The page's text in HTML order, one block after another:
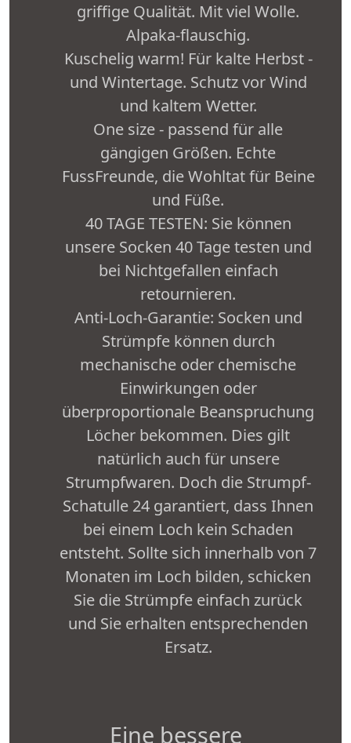
griffige Qualität. Mit viel Wolle.
Alpaka-flauschig.
Kuschelig warm! Für kalte Herbst -
und Wintertage. Schutz vor Wind
und kaltem Wetter.
One size - passend für alle
gängigen Größen. Echte
FussFreunde, die Wohltat für Beine
und Füße.
40 TAGE TESTEN: Sie können
unsere Socken 40 Tage testen und
bei Nichtgefallen einfach
retournieren.
Anti-Loch-Garantie: Socken und
Strümpfe können durch
mechanische oder chemische
Einwirkungen oder
überproportionale Beanspruchung
Löcher bekommen. Dies gilt
natürlich auch für unsere
Strumpfwaren. Doch die Strumpf-
Schatulle 24 garantiert, dass Ihnen
bei einem Loch kein Schaden
entsteht. Sollte sich innerhalb von 7
Monaten im Loch bilden, schicken
Sie die Strümpfe einfach zurück
und Sie erhalten entsprechenden
Ersatz.
Eine bessere